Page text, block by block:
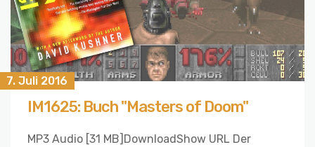
7. Juli 2016
IM1625: Buch "Masters of Doom"
MP3 Audio [31 MB]DownloadShow URL Der